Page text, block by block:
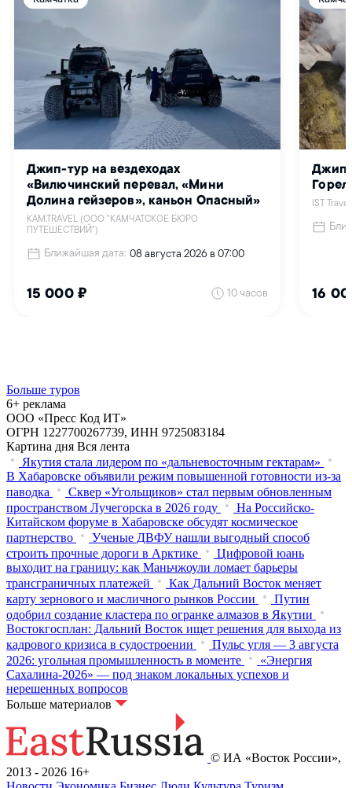
Больше туров
6+ реклама
ООО «Пресс Код ИТ»
ОГРН 1227700267739, ИНН 9725083184
Картина дня Вся лента
Якутия стала лидером по «дальневосточным гектарам»
В Хабаровске объявили режим повышенной готовности из‑за
паводка
Сквер «Угольщиков» стал первым обновленным
пространством Лучегорска в 2026 году
На Российско-
Китайском форуме в Хабаровске обсудят космическое
партнерство
Ученые ДВФУ нашли выгодный способ
строить прочные дороги в Арктике
Цифровой юань
выходит на границу: как Маньчжоули ломает барьеры
трансграничных платежей
Как Дальний Восток меняет
карту зернового и масличного рынков России
Путин
одобрил создание кластера по огранке алмазов в Якутии
Востокгосплан: Дальний Восток ищет решения для выхода из
кадрового кризиса в судостроении
Пульс угля — 3 августа
2026: угольная промышленность в моменте
«Энергия
Сахалина-2026» — под знаком локальных успехов и
нерешенных вопросов
Больше материалов
© ИА «Восток России»,
2013 - 2026 16+